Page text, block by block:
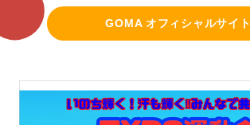
GOMA オフィシャルサイト